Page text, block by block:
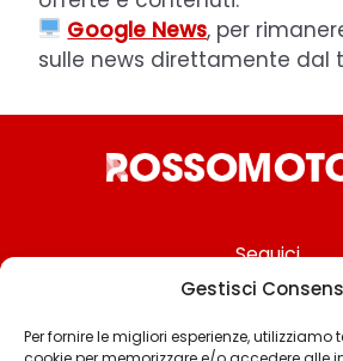
Gestisci
Per fornire le migliori esperienze,
Google News, per
sulle news direttamente dal
Seguici